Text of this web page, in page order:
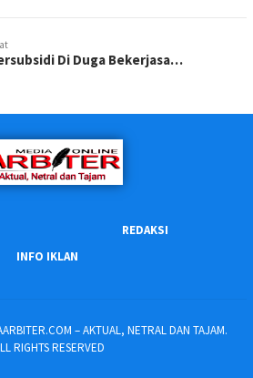
Di Duga Bekerjasa…
REDAKSI
INFO IKLAN
– AKTUAL, NETRAL DAN TAJAM.
RIGHTS RESERVED